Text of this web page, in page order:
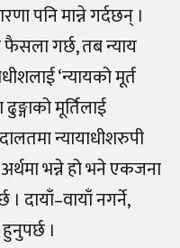
पनि मान्ने गर्दछन् ।
गर्छ, तब न्याय
‘न्यायको मूर्त
मूर्तिलाई
न्यायाधीशरुपी
भन्ने हो भने एकजना
दायाँ–वायाँ नगर्ने,
।